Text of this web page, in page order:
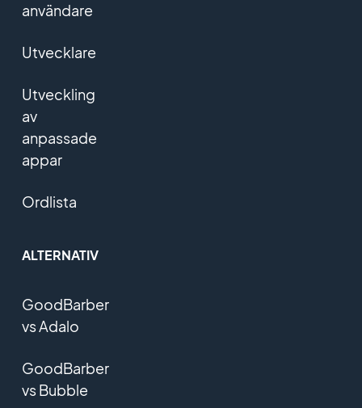
användare
Utvecklare
Utveckling
av
anpassade
appar
Ordlista
ALTERNATIV
GoodBarber
vs Adalo
GoodBarber
vs Bubble